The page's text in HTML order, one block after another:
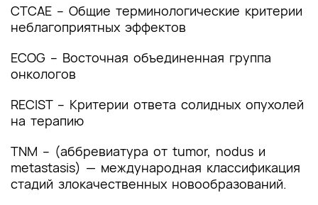
Приложение А2. Методология разработки
клинических рекомендаций
Приложение А3. Справочные материалы,
включая соответствие показаний к
применения и доз лекарственных препаратов,
инструкции по применению лекарственного
препарата
Приложение Б. Алгоритмы действий врача
Приложение В. Информация для пациента
CTCAE – Общие терминологические критерии
неблагоприятных эффектов
ECOG – Восточная объединенная группа
онкологов
RECIST – Критерии ответа солидных опухолей
на терапию
TNM – (аббревиатура от tumor, nodus и
metastasis) — международная классификация
стадий злокачественных новообразований.